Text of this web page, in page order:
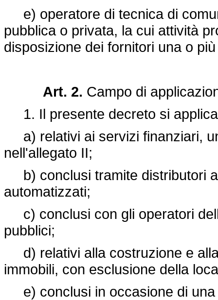
e) operatore di tecnica di
pubblica o privata, la cui attività
disposizione dei fornitori una o
Art. 2. Campo di
1. Il presente decreto si
a) relativi ai servizi finanziari,
nell'allegato II;
b) conclusi tramite distributori
automatizzati;
c) conclusi con gli operatori
pubblici;
d) relativi alla costruzione e
immobili, con esclusione della
e) conclusi in occasione di una